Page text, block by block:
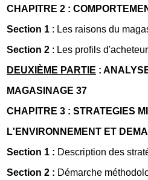
CHAPITRE 2 :
Section 1 : Les raisons du
Section 2 : Les profils
DEUXIÈME PARTIE :
MAGASINAGE 37
CHAPITRE 3 : STRATEGIES
L'ENVIRONNEMENT ET
Section 1 : Description des
Section 2 : Démarche